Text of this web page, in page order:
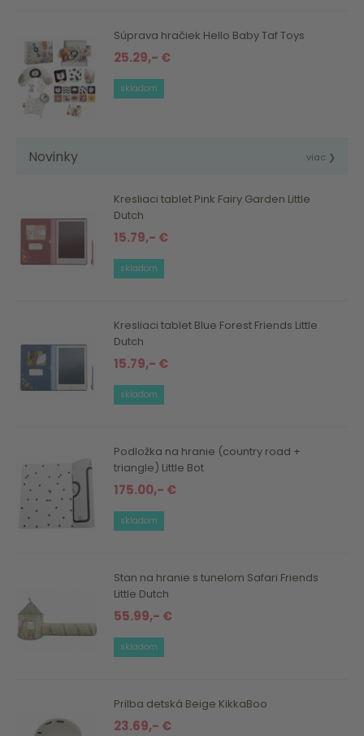
Súprava hračiek Hello Baby Taf Toys
25.29,- €
skladom
Novinky viac ❯
Kresliaci tablet Pink Fairy Garden Little
Dutch
15.79,- €
skladom
Kresliaci tablet Blue Forest Friends Little
Dutch
15.79,- €
skladom
Podložka na hranie (country road +
triangle) Little Bot
175.00,- €
skladom
Stan na hranie s tunelom Safari Friends
Little Dutch
55.99,- €
skladom
Prilba detská Beige KikkaBoo
23.69,- €